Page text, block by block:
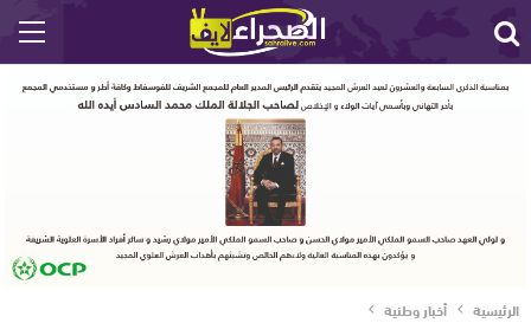
الرئيسية أخبار وطنية